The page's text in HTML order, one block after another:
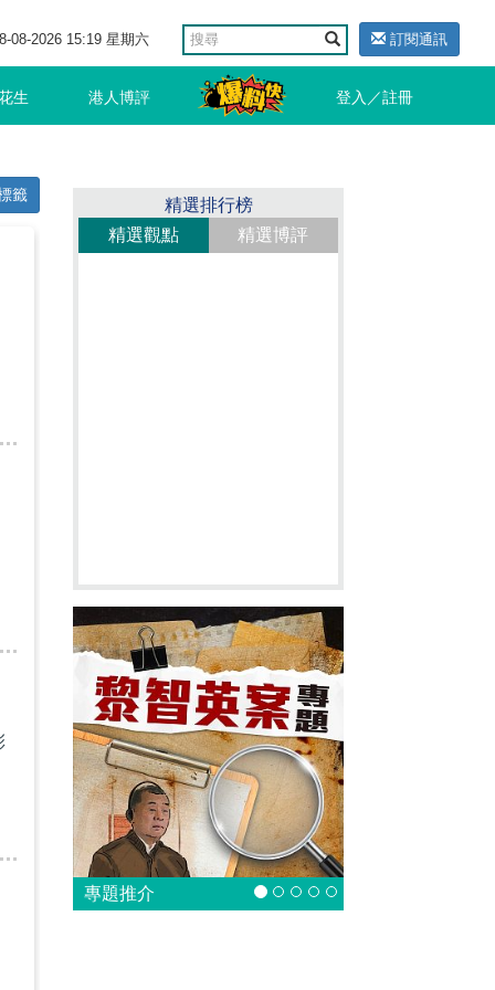
08-2026 15:19 星期六 訂閱通訊
生 港人博評 登入／註冊
籤
精選排行榜
精選觀點
精選博評
專題推介